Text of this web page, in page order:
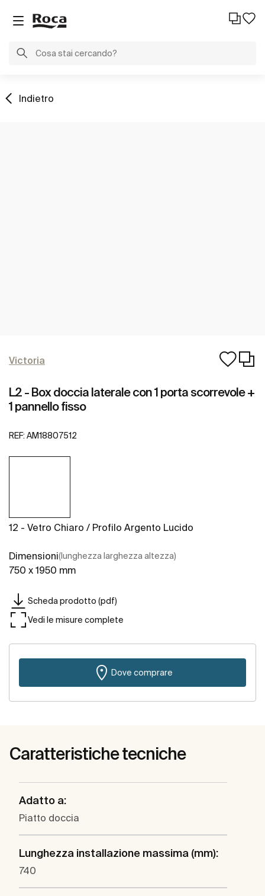
Indietro
Victoria
L2 - Box doccia laterale con 1 porta scorrevole +
1 pannello fisso
REF: AM18807512
12 - Vetro Chiaro / Profilo Argento Lucido
Dimensioni(lunghezza larghezza altezza)
750 x 1950 mm
Scheda prodotto (pdf)
Vedi le misure complete
Dove comprare
Caratteristiche tecniche
Adatto a:
Piatto doccia
Lunghezza installazione massima (mm):
740